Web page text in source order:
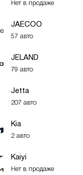
Нет в продаже
JAECOO
57 авто
JELAND
79 авто
Jetta
207 авто
Kia
2 авто
Kaiyi
Нет в продаже